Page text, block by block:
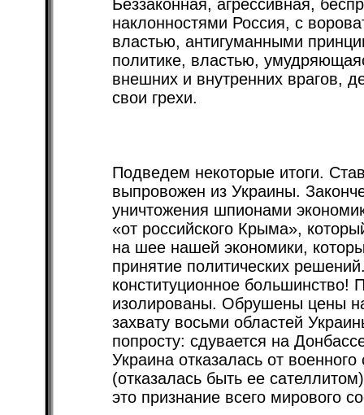
Беззаконная, агрессивная,
наклонностями Россия, с
властью, антигуманными
политике, властью,
внешних и внутренних врагов,
свои грехи.
Подведем некоторые итоги.
выпровожен из Украины.
уничтожения шпионами
«от российского Крыма»,
на шее нашей экономики,
принятие политических
конституционное большинство!
изолированы. Обрушены цены
захвату восьми областей
попросту: сдувается на
Украина отказалась от
(отказалась быть ее
это признание всего мирового